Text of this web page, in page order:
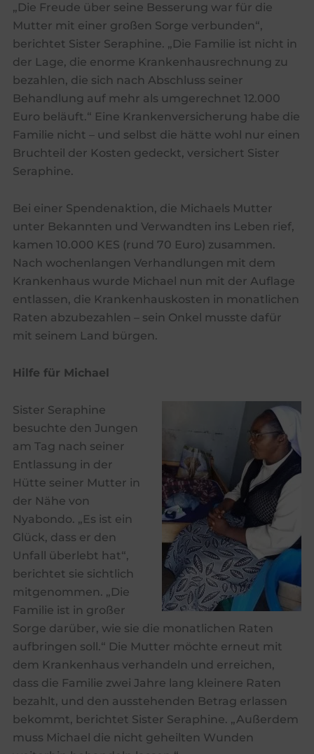
„Die Freude über seine Besserung war für die
Mutter mit einer großen Sorge verbunden“,
berichtet Sister Seraphine. „Die Familie ist nicht in
der Lage, die enorme Krankenhausrechnung zu
bezahlen, die sich nach Abschluss seiner
Behandlung auf mehr als umgerechnet 12.000
Euro beläuft.“ Eine Krankenversicherung habe die
Familie nicht – und selbst die hätte wohl nur einen
Bruchteil der Kosten gedeckt, versichert Sister
Seraphine.
Bei einer Spendenaktion, die Michaels Mutter
unter Bekannten und Verwandten ins Leben rief,
kamen 10.000 KES (rund 70 Euro) zusammen.
Nach wochenlangen Verhandlungen mit dem
Krankenhaus wurde Michael nun mit der Auflage
entlassen, die Krankenhauskosten in monatlichen
Raten abzubezahlen – sein Onkel musste dafür
mit seinem Land bürgen.
Hilfe für Michael
Sister Seraphine
besuchte den Jungen
am Tag nach seiner
Entlassung in der
Hütte seiner Mutter in
der Nähe von
Nyabondo. „Es ist ein
Glück, dass er den
Unfall überlebt hat“,
berichtet sie sichtlich
mitgenommen. „Die
Familie ist in großer
Sorge darüber, wie sie die monatlichen Raten
aufbringen soll.“ Die Mutter möchte erneut mit
dem Krankenhaus verhandeln und erreichen,
dass die Familie zwei Jahre lang kleinere Raten
bezahlt, und den ausstehenden Betrag erlassen
bekommt, berichtet Sister Seraphine. „Außerdem
muss Michael die nicht geheilten Wunden